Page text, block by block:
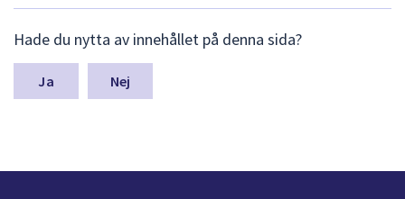
ä
m
a
p
Hade du nytta av innehållet på denna sida?
Nej